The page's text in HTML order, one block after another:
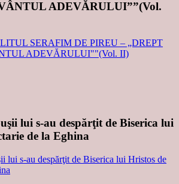
ADEVĂRULUI””(Vol.
lui s-au despărţit de Biserica lui
de la Eghina